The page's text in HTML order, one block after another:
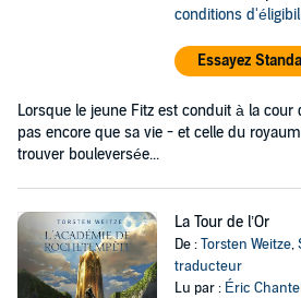
conditions
Essayez
Lorsque le jeune Fitz est conduit à la
pas encore que sa vie - et celle du
trouver bouleversée...
La Tour de l’Or
De :Torsten Weitze,
traducteur
Lu par : Éric